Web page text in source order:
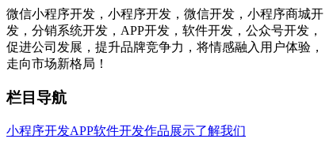
微信小程序开发，小程序开发，微信开发，小程序商城开
发，分销系统开发，APP开发，软件开发，公众号开发，
促进公司发展，提升品牌竞争力，将情感融入用户体验，
走向市场新格局！
栏目导航
小程序开发APP软件开发作品展示了解我们